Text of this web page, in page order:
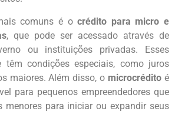
comuns é ocrédito para micro e
, que pode ser acessado através de
ou instituições privadas. Esses
têm condições especiais, como juros
maiores. Além disso, o microcrédito é
para pequenos empreendedores que
menores para iniciar ou expandir seus